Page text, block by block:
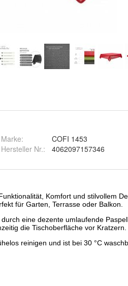
Marke:
COFI 1453
Hersteller Nr.:
4062097157346